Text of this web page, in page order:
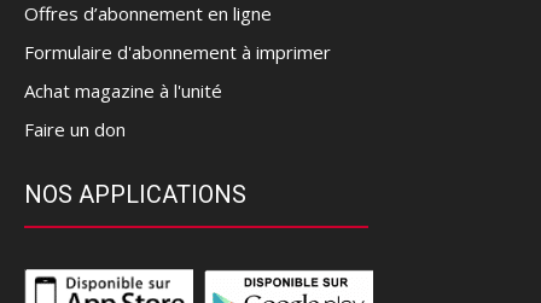
Offres d’abonnement en ligne
Formulaire d'abonnement à imprimer
Achat magazine à l'unité
Faire un don
NOS APPLICATIONS